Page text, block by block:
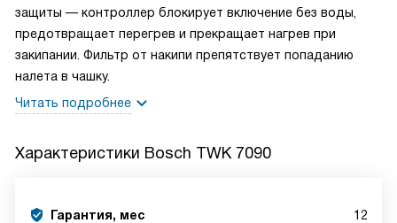
защиты — контроллер блокирует включение без воды,
предотвращает перегрев и прекращает нагрев при
закипании. Фильтр от накипи препятствует попаданию
налета в чашку.
Читать подробнее
Характеристики Bosch TWK 7090
Гарантия, мес 12